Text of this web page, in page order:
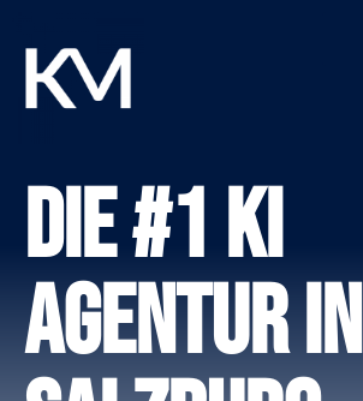
Die #1 KI
Agentur in